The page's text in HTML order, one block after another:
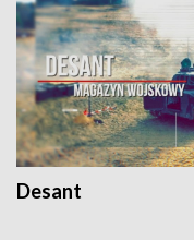
Desant